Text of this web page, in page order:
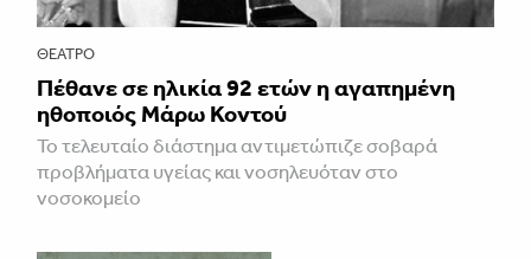
ΘΈΑΤΡΟ
Πέθανε σε ηλικία 92 ετών η αγαπημένη
ηθοποιός Μάρω Κοντού
Το τελευταίο διάστημα αντιμετώπιζε σοβαρά
προβλήματα υγείας και νοσηλευόταν στο
νοσοκομείο